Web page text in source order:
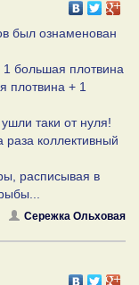
был ознаменован
большая плотвина
плотвина + 1
таки от нуля!
коллективный
расписывая в
Сережка Ольховая